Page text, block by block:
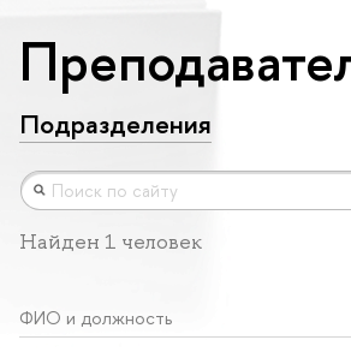
Подразделения
Найден 1 человек
ФИО и должность